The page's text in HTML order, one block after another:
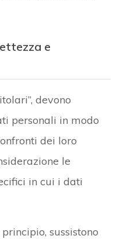
e
devono
personali in modo
dei loro
le
in cui i dati
sussistono